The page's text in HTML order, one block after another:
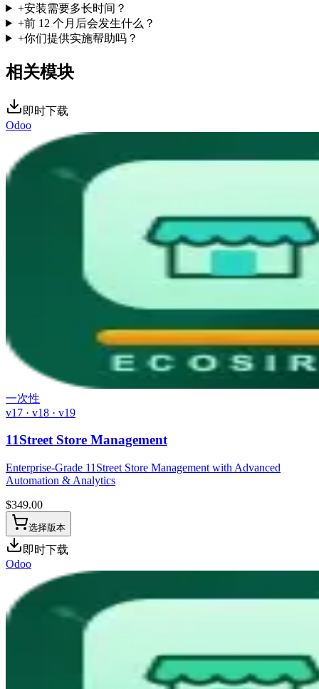
+安装需要多长时间？
+前 12 个月后会发生什么？
+你们提供实施帮助吗？
相关模块
即时下载
Odoo
一次性
v17 · v18 · v19
11Street Store Management
Enterprise-Grade 11Street Store Management with Advanced
Automation & Analytics
$349.00
选择版本
即时下载
Odoo